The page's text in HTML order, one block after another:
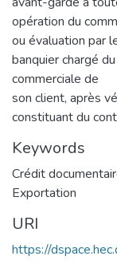
opération du
ou évaluation par
banquier chargé
commerciale de
son client, après
constituant du
Keywords
Crédit
Exportation
URI
https://